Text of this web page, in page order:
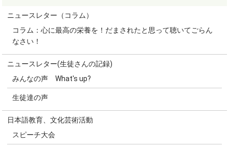
ニュースレター（コラム）
コラム：心に最高の栄養を！だまされたと思って聴いてごらん
なさい！
ニュースレター(生徒さんの記録)
みんなの声 What's up?
生徒達の声
日本語教育、文化芸術活動
スピーチ大会